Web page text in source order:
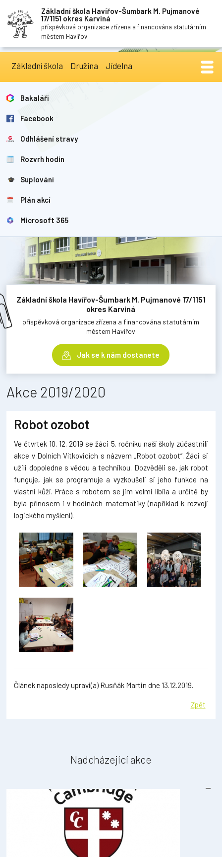
Základní škola Havířov-Šumbark M. Pujmanové
17/1151 okres Karviná
příspěvková organizace zřízena a financována statutárním
městem Havířov
Základní škola Družina Jídelna
Bakaláři
Facebook
Odhlášení stravy
Rozvrh hodin
Suplování
Plán akcí
Microsoft 365
Základní škola Havířov-Šumbark M. Pujmanové 17/1151
okres Karviná
příspěvková organizace zřízena a financována statutárním
městem Havířov
Jak se k nám dostanete
Akce 2019/2020
Robot ozobot
Ve čtvrtek 10. 12. 2019 se žáci 5. ročníku naší školy zúčastnili
akce v Dolních Vítkovicích s názvem „Robot ozobot“. Žáci si
užili dopoledne s vědou a technikou. Dozvěděli se, jak robot
funguje, jak se programuje a vyzkoušeli si jeho funkce na
vlastní kůži. Práce s robotem se jim velmi líbila a určitě by
byla přínosem i v hodinách matematiky (například k rozvoji
logického myšlení).
Článek naposledy upravi(a) Rusňák Martin dne 13.12.2019.
Zpět
Nadcházející akce